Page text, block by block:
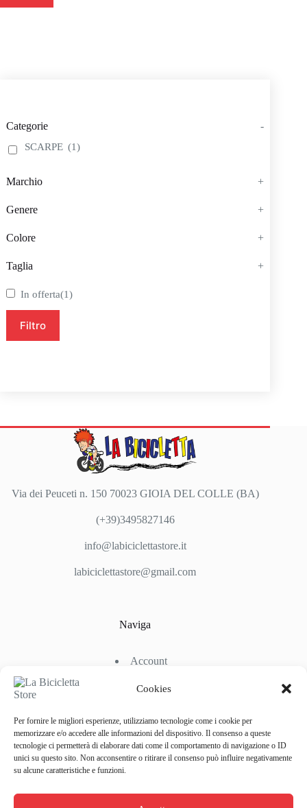
Cookies
Per fornire le migliori esperienze, utilizziamo tecnologie come i cookie per
memorizzare e/o accedere alle informazioni del dispositivo. Il consenso a queste
tecnologie ci permetterà di elaborare dati come il comportamento di navigazione o ID
unici su questo sito. Non acconsentire o ritirare il consenso può influire negativamente
su alcune caratteristiche e funzioni.
Categorie -
SCARPE (1)
Marchio +
Genere +
Colore +
Taglia +
In offerta(1)
Filtro
Via dei Peuceti n. 150 70023 GIOIA DEL COLLE (BA)
(+39)3495827146
info@labiciclettastore.it
labiciclettastore@gmail.com
Naviga
Account
Chi Siamo
Link Utili